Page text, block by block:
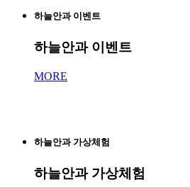
하늘안과 이벤트
하늘안과 이벤트
MORE
하늘안과 가상체험
하늘안과 가상체험